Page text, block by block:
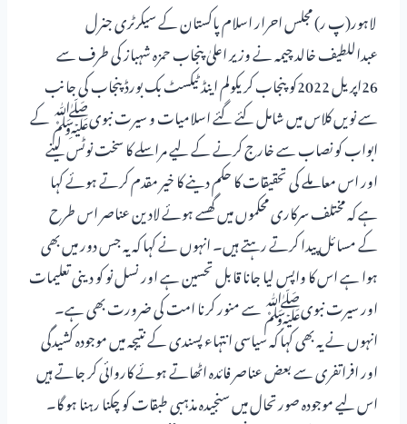
لاہور(پ ر) مجلس احرار اسلام پاکستان کے سیکرٹری جنرل
عبداللطیف خالد چیمہ نے وزیر اعلیٰ پنجاب حمزہ شہباز کی طرف سے
26اپریل 2022کو پنجاب کریکولم اینڈ ٹیکسٹ بک بورڈ پنجاب کی جانب
سے نویں کلاس میں شامل کئے گئے اسلامیات و سیرت نبویﷺ کے
ابواب کو نصاب سے خارج کرنے کے لیے مراسلے کا سخت نوٹس لینے
اور اس معاملے کی تحقیقات کا حکم دینے کا خیر مقدم کرتے ہوئے کہا
ہے کہ مختلف سرکاری محکموں میں گھسے ہوئے لادین عناصر اس طرح
کے مسائل پیدا کرتے رہتے ہیں۔ انہوں نے کہا کہ یہ جس دور میں بھی
ہوا ہے اس کا واپس لیا جانا قابل تحسین ہے اور نسل نو کو دینی تعلیمات
اور سیرت نبویﷺ سے منور کرنا امت کی ضرورت بھی ہے۔
انہوں نے یہ بھی کہا کہ سیاسی انتہاء پسندی کے نتیجہ میں موجودہ کشیدگی
اور افراتفری سے بعض عناصر فائدہ اٹھاتے ہوئے کاروائی کر جاتے ہیں
اس لیے موجودہ صورتحال میں سنجیدہ مذہبی طبقات کو چکنا رہنا ہو گا۔